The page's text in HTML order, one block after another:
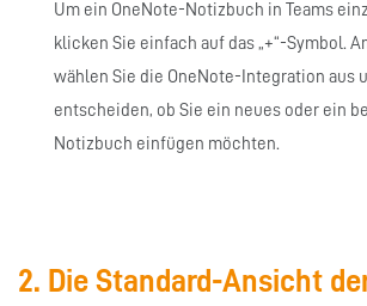
Um ein OneNote-Notizbuch in Teams
klicken Sie einfach auf das „+“-Symbol.
wählen Sie die OneNote-Integration aus
entscheiden, ob Sie ein neues oder ein
Notizbuch einfügen möchten.
2. Die Standard-Ansicht